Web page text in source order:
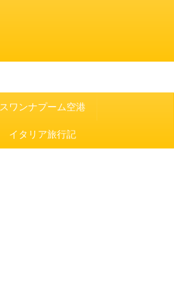
スワンナプーム空港
イタリア旅行記